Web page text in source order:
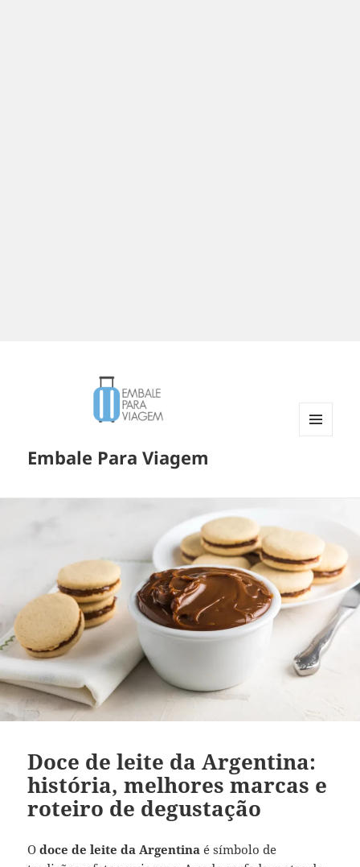
Embale Para Viagem
Doce de leite da Argentina:
história, melhores marcas e
roteiro de degustação
Odoce de leite da Argentina é símbolo de